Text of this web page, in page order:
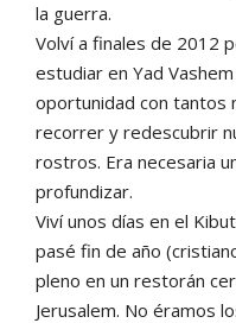
la guerra.
Volví a finales de 2012
estudiar en Yad
oportunidad con tantos
recorrer y redescubrir
rostros. Era necesaria
profundizar.
Viví unos días en el
pasé fin de año
pleno en un restorán
Jerusalem. No éramos